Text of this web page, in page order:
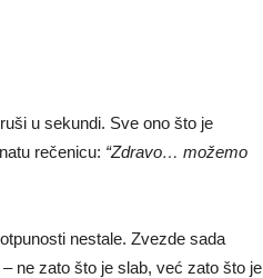
u sekundi. Sve ono što je
rečenicu: “Zdravo… možemo
nestale. Zvezde sada
ne zato što je slab, već zato što je